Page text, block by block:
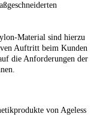
Material sind hierzu
Auftritt beim Kunden
die Anforderungen der